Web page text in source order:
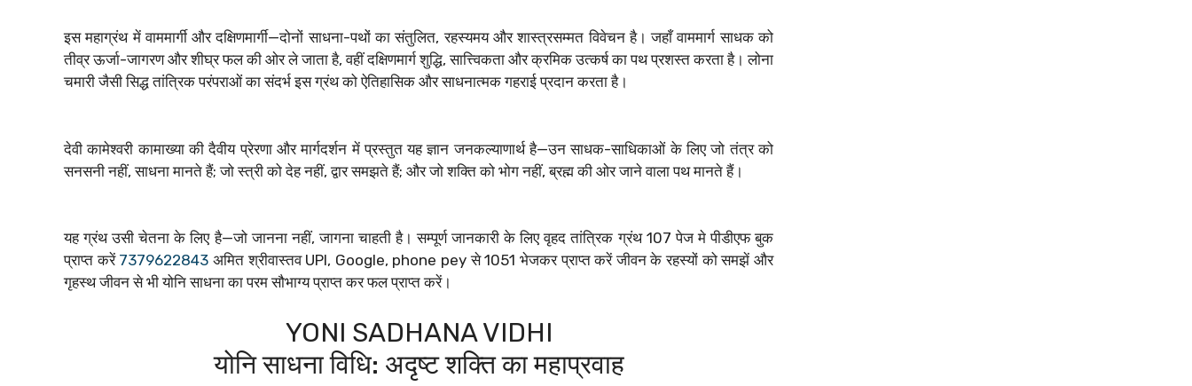
इस महाग्रंथ में वाममार्गी और दक्षिणमार्गी—दोनों साधना-पथों का संतुलित, रहस्यमय और शास्त्रसम्मत विवेचन है। जहाँ वाममार्ग साधक को
तीव्र ऊर्जा-जागरण और शीघ्र फल की ओर ले जाता है, वहीं दक्षिणमार्ग शुद्धि, सात्त्विकता और क्रमिक उत्कर्ष का पथ प्रशस्त करता है। लोना
चमारी जैसी सिद्ध तांत्रिक परंपराओं का संदर्भ इस ग्रंथ को ऐतिहासिक और साधनात्मक गहराई प्रदान करता है।
देवी कामेश्वरी कामाख्या की दैवीय प्रेरणा और मार्गदर्शन में प्रस्तुत यह ज्ञान जनकल्याणार्थ है—उन साधक-साधिकाओं के लिए जो तंत्र को
सनसनी नहीं, साधना मानते हैं; जो स्त्री को देह नहीं, द्वार समझते हैं; और जो शक्ति को भोग नहीं, ब्रह्म की ओर जाने वाला पथ मानते हैं।
यह ग्रंथ उसी चेतना के लिए है—जो जानना नहीं, जागना चाहती है। सम्पूर्ण जानकारी के लिए वृहद तांत्रिक ग्रंथ 107 पेज मे पीडीएफ बुक
प्राप्त करें 7379622843 अमित श्रीवास्तव UPI, Google, phone pey से 1051 भेजकर प्राप्त करें जीवन के रहस्यों को समझें और
गृहस्थ जीवन से भी योनि साधना का परम सौभाग्य प्राप्त कर फल प्राप्त करें।
YONI SADHANA VIDHI
योनि साधना विधि: अदृष्ट शक्ति का महाप्रवाह